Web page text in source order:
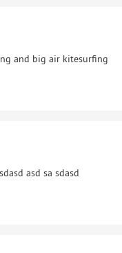
and big air kitesurfing
asd sa sdasd